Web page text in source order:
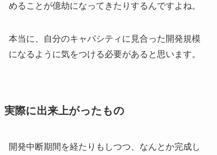
めることが億劫になってきたりするんですよね。
本当に、自分のキャパシティに見合った開発規模
になるように気をつける必要があると思います。
実際に出来上がったもの
開発中断期間を経たりもしつつ、なんとか完成し